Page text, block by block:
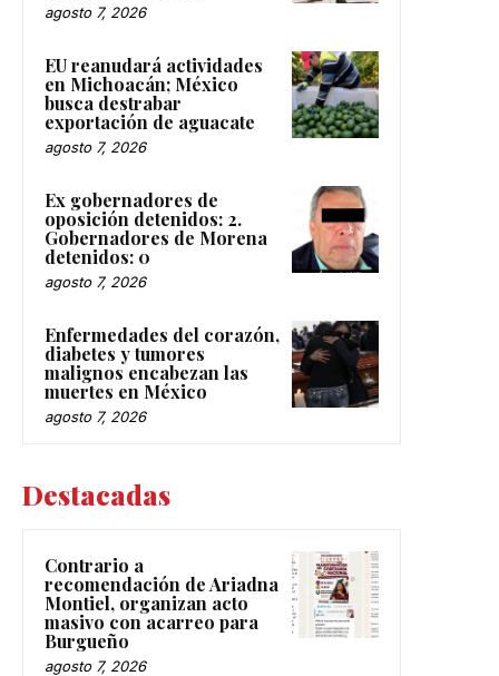
agosto 7, 2026
EU reanudará actividades
en Michoacán; México
busca destrabar
exportación de aguacate
agosto 7, 2026
Ex gobernadores de
oposición detenidos: 2.
Gobernadores de Morena
detenidos: 0
agosto 7, 2026
Enfermedades del corazón,
diabetes y tumores
malignos encabezan las
muertes en México
agosto 7, 2026
Destacadas
Contrario a
recomendación de Ariadna
Montiel, organizan acto
masivo con acarreo para
Burgueño
agosto 7, 2026